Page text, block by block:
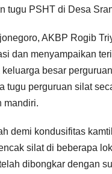
tugu PSHT di Desa
AKBP Rogib
dan menyampaikan
keluarga besar
tugu perguruan silat
mandiri.
demi kondusifitas
silat di beberapa
dibongkar dengan